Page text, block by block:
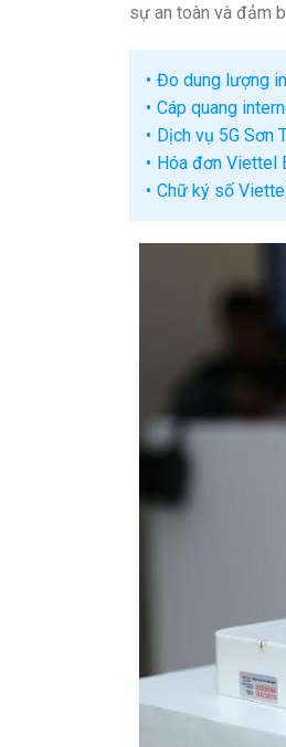
sự an toàn và đảm
Đo dung lượng
Cáp quang
Dịch vụ 5G Sơn
Hóa đơn Viettel
Chữ ký số